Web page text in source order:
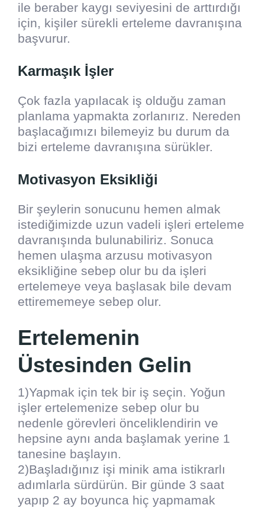
ile beraber kaygı seviyesini de arttırdığı
için, kişiler sürekli erteleme davranışına
başvurur.
Karmaşık İşler
Çok fazla yapılacak iş olduğu zaman
planlama yapmakta zorlanırız. Nereden
başlacağımızı bilemeyiz bu durum da
bizi erteleme davranışına sürükler.
Motivasyon Eksikliği
Bir şeylerin sonucunu hemen almak
istediğimizde uzun vadeli işleri erteleme
davranışında bulunabiliriz. Sonuca
hemen ulaşma arzusu motivasyon
eksikliğine sebep olur bu da işleri
ertelemeye veya başlasak bile devam
ettirememeye sebep olur.
Ertelemenin
Üstesinden Gelin
1)Yapmak için tek bir iş seçin. Yoğun
işler ertelemenize sebep olur bu
nedenle görevleri önceliklendirin ve
hepsine aynı anda başlamak yerine 1
tanesine başlayın.
2)Başladığınız işi minik ama istikrarlı
adımlarla sürdürün. Bir günde 3 saat
yapıp 2 ay boyunca hiç yapmamak